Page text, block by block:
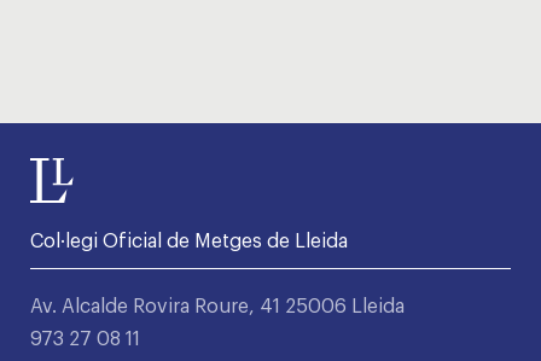
Col·legi Oficial de Metges de Lleida
Av. Alcalde Rovira Roure, 41 25006 Lleida
973 27 08 11